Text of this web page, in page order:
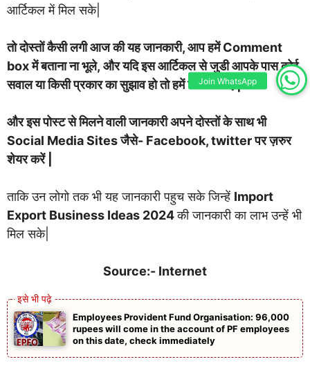
आर्टिकल में मिल सके|
तो दोस्तों कैसी लगी आज की यह जानकारी, आप हमें Comment
box में बताना ना भूले, और यदि इस आर्टिकल से जुडी आपके पास कोई
सवाल या किसी प्रकार का सुझाव हो तो हमें जरुर बताएं |
और इस पोस्ट से मिलने वाली जानकारी अपने दोस्तों के साथ भी
Social Media Sites जैसे- Facebook, twitter पर ज़रुर
शेयर करें |
ताकि उन लोगो तक भी यह जानकारी पहुच सके जिन्हें Import
Export Business Ideas 2024की जानकारी का लाभ उन्हें भी
मिल सके|
Source:- Internet
Employees Provident Fund Organisation: 96,000
rupees will come in the account of PF employees
on this date, check immediately
Join WhatsApp